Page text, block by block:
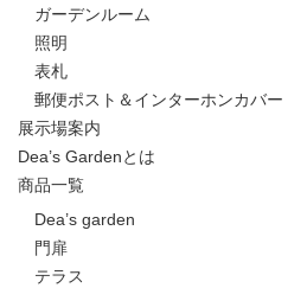
ガーデンルーム
照明
表札
郵便ポスト＆インターホンカバー
展示場案内
Dea’s Gardenとは
商品一覧
Dea’s garden
門扉
テラス